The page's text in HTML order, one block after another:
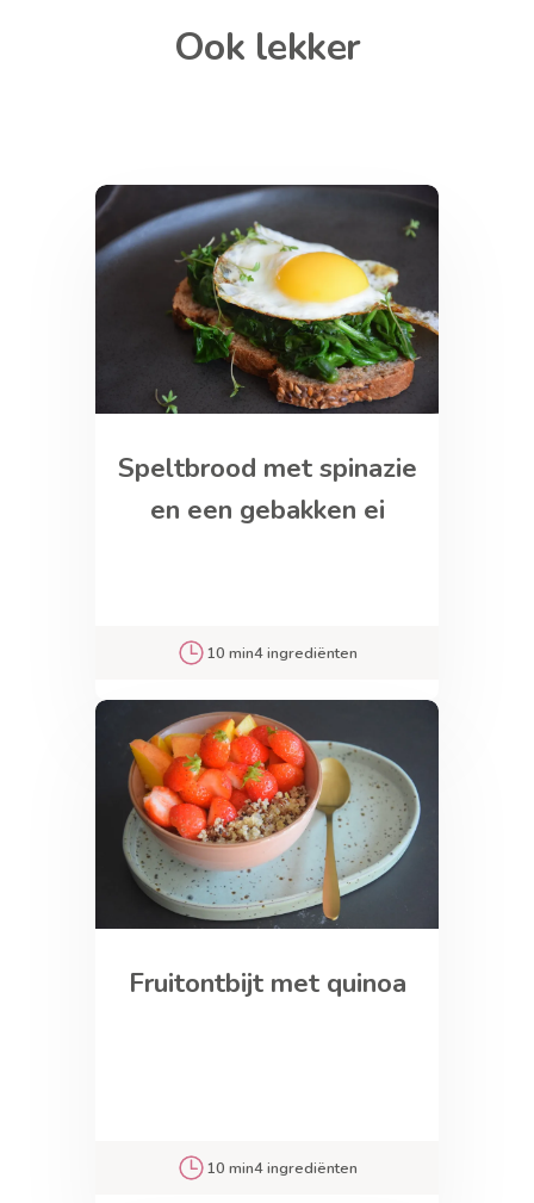
Ook lekker
Speltbrood met spinazie
en een gebakken ei
10 min4 ingrediënten
Fruitontbijt met quinoa
10 min4 ingrediënten